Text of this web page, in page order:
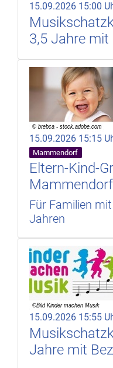
15.09.2026 15:00
3,5 Jahre mit
15.09.2026 15:15
Mammendorf
Eltern-Kind-
Mammendorf
Für Familien
Jahren
15.09.2026 15:55
Jahre mit